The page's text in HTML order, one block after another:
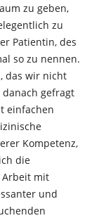
zu geben,
zu
Patientin, des
so zu nennen.
das wir nicht
gefragt
einfachen
Kompetenz,
die
Arbeit mit
und